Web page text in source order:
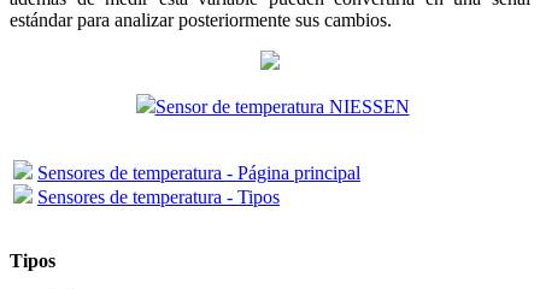
estándar para analizar posteriormente sus cambios.
Sensor de temperatura NIESSEN
Sensores de temperatura - Página principal
Sensores de temperatura - Tipos
Tipos